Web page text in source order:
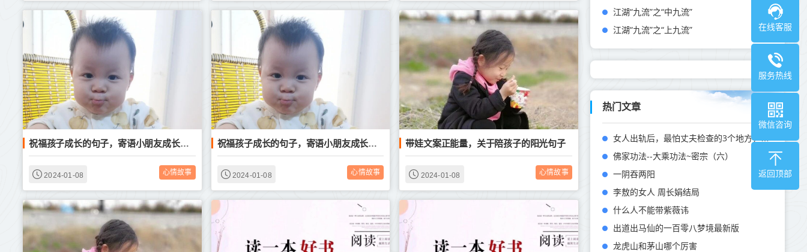
祝福孩子成长的句子，寄语小朋友成长的文案
2024-01-08 心情故事
祝福孩子成长的句子，寄语小朋友成长的文案
2024-01-08 心情故事
带娃文案正能量，关于陪孩子的阳光句子
2024-01-08 心情故事
江湖“九流”之“中九流”
江湖“九流”之“上九流”
热门文章
佛家功法--大乘功法~密宗（六）
一阴吞两阳
李敖的女人 周长娟结局
什么人不能带紫薇讳
出道出马仙的一百零八梦境最新版
龙虎山和茅山哪个厉害
在线客服
服务热线
微信咨询
返回顶部